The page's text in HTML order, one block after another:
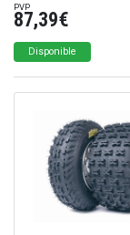
PVP
87,39€
Disponible